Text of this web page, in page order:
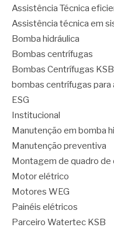
Assistência Técnica
Assistência técnica em
Bomba hidráulica
Bombas centrífugas
Bombas Centrífugas KSB
bombas centrífugas para
ESG
Institucional
Manutenção em bomba
Manutenção preventiva
Montagem de quadro de
Motor elétrico
Motores WEG
Painéis elétricos
Parceiro Watertec KSB